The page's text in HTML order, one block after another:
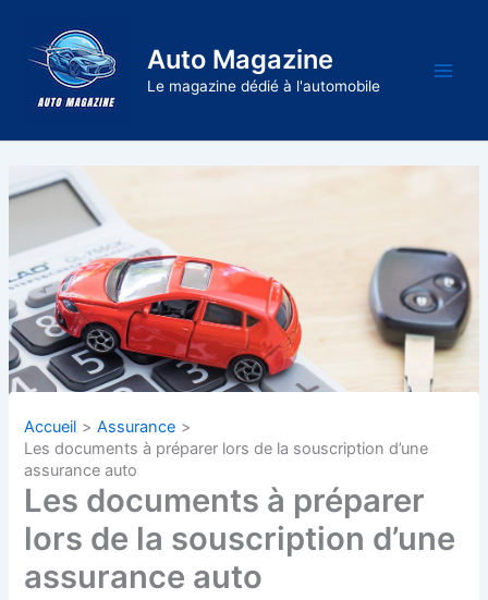
contenu
Auto Magazine
Le magazine dédié à l'automobile
Accueil
Assurance
Les documents à préparer lors de la souscription d’une
assurance auto
Les documents à préparer
lors de la souscription d’une
assurance auto